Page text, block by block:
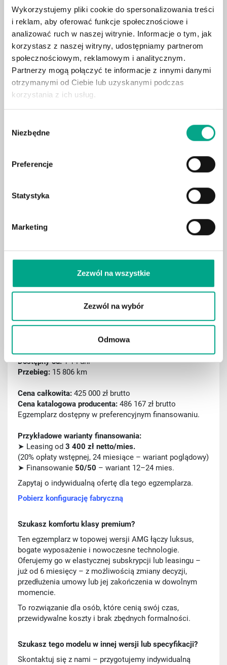
Wykorzystujemy pliki cookie do spersonalizowania treści
i reklam, aby oferować funkcje społecznościowe i
analizować ruch w naszej witrynie. Informacje o tym, jak
korzystasz z naszej witryny, udostępniamy partnerom
społecznościowym, reklamowym i analitycznym.
Partnerzy mogą połączyć te informacje z innymi danymi
otrzymanymi od Ciebie lub uzyskanymi podczas
korzystania z ich usług.
zgody
Niezbędne
Preferencje
Statystyka
Marketing
Zezwól na wszystkie
Zezwól na wybór
Odmowa
System Keyless Entry
Dach panoramiczny
Apple CarPlay / Android Auto
Podgrzewane fotele przednie
System kamer 360°
Adaptacyjne reflektory LED
Skórzana tapicerka
System dźwięku przestrzennego
Zawieszenie pneumatyczne
Cyfrowy kokpit
2025 Mercedes-Benz Klasa V 300 d 4MATIC 9G-Tronic
Dostępny od:1-14 dni
Przebieg: 15 806 km
Cena całkowita: 425 000 zł brutto
Cena katalogowa producenta: 486 167 zł brutto
Egzemplarz dostępny w preferencyjnym finansowaniu.
Przykładowe warianty finansowania:
➤ Leasing od 3 400 zł netto/mies.
(20% opłaty wstępnej, 24 miesiące – wariant poglądowy)
➤ Finansowanie 50/50 – wariant 12–24 mies.
Zapytaj o indywidualną ofertę dla tego egzemplarza.
Pobierz konfigurację fabryczną
Szukasz komfortu klasy premium?
Ten egzemplarz w topowej wersji AMG łączy luksus,
bogate wyposażenie i nowoczesne technologie.
Oferujemy go w elastycznej subskrypcji lub leasingu –
już od 6 miesięcy – z możliwością zmiany decyzji,
przedłużenia umowy lub jej zakończenia w dowolnym
momencie.
To rozwiązanie dla osób, które cenią swój czas,
przewidywalne koszty i brak zbędnych formalności.
Szukasz tego modelu w innej wersji lub specyfikacji?
Skontaktuj się z nami – przygotujemy indywidualną